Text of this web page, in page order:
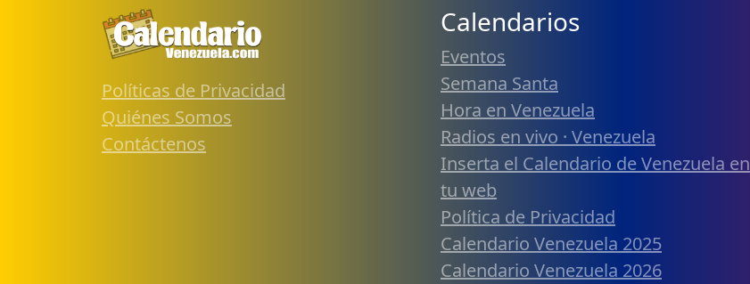
Políticas de Privacidad
Quiénes Somos
Contáctenos
Calendarios
Eventos
Semana Santa
Hora en Venezuela
Radios en vivo · Venezuela
Inserta el Calendario de Venezuela en
tu web
Política de Privacidad
Calendario Venezuela 2025
Calendario Venezuela 2026